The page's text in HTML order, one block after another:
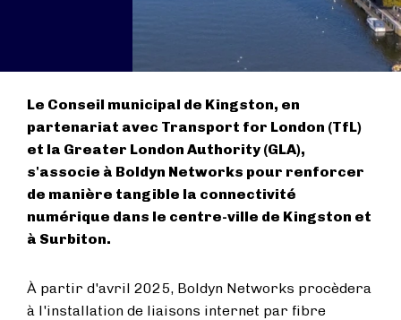
Le Conseil municipal de Kingston, en
partenariat avec Transport for London (TfL)
et la Greater London Authority (GLA),
s'associe à Boldyn Networks pour renforcer
de manière tangible la connectivité
numérique dans le centre-ville de Kingston et
à Surbiton.
À partir d'avril 2025, Boldyn Networks procèdera
à l'installation de liaisons internet par fibre